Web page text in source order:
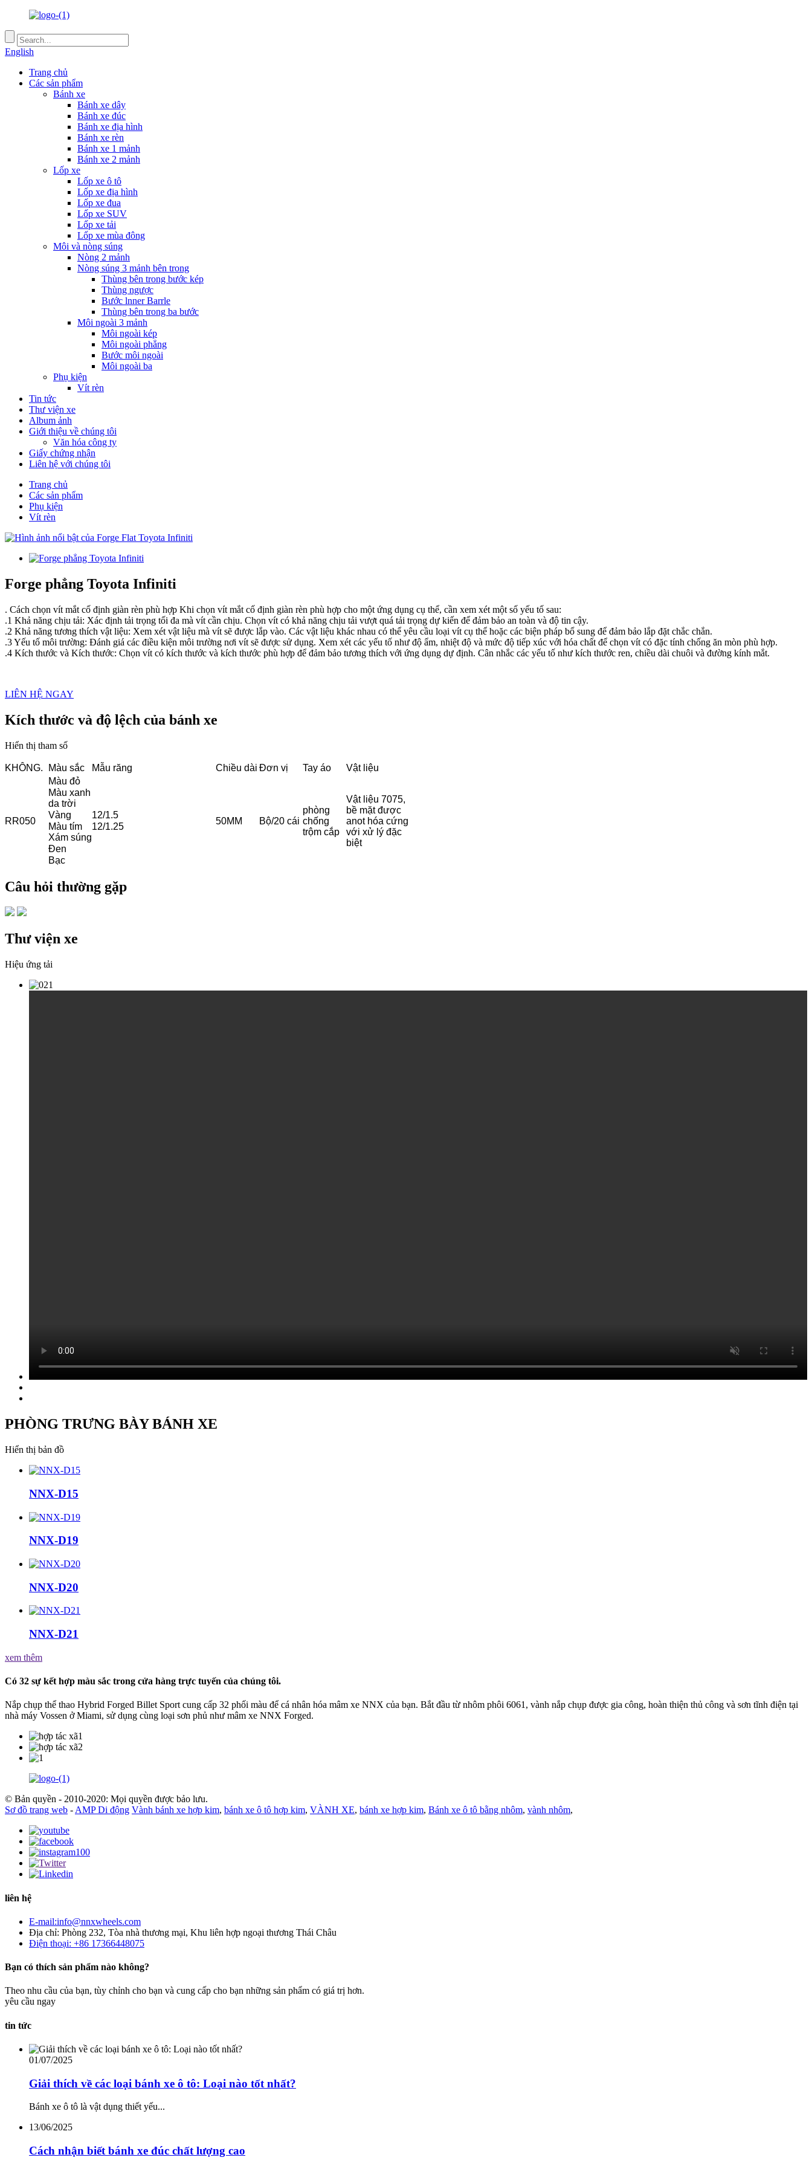
English
Trang chủ
Các sản phẩm
Bánh xe
Bánh xe dây
Bánh xe đúc
Bánh xe địa hình
Bánh xe rèn
Bánh xe 1 mảnh
Bánh xe 2 mảnh
Lốp xe
Lốp xe ô tô
Lốp xe địa hình
Lốp xe đua
Lốp xe SUV
Lốp xe tải
Lốp xe mùa đông
Môi và nòng súng
Nòng 2 mảnh
Nòng súng 3 mảnh bên trong
Thùng bên trong bước kép
Thùng ngược
Bước lnner Barrle
Thùng bên trong ba bước
Môi ngoài 3 mảnh
Môi ngoài kép
Môi ngoài phẳng
Bước môi ngoài
Môi ngoài ba
Phụ kiện
Vít rèn
Tin tức
Thư viện xe
Album ảnh
Giới thiệu về chúng tôi
Văn hóa công ty
Giấy chứng nhận
Liên hệ với chúng tôi
Trang chủ
Các sản phẩm
Phụ kiện
Vít rèn
Forge phẳng Toyota Infiniti
. Cách chọn vít mắt cố định giàn rèn phù hợp Khi chọn vít mắt cố định giàn rèn phù hợp cho một ứng dụng cụ thể, cần xem xét một số yếu tố sau:
.1 Khả năng chịu tải: Xác định tải trọng tối đa mà vít cần chịu. Chọn vít có khả năng chịu tải vượt quá tải trọng dự kiến để đảm bảo an toàn và độ tin cậy.
.2 Khả năng tương thích vật liệu: Xem xét vật liệu mà vít sẽ được lắp vào. Các vật liệu khác nhau có thể yêu cầu loại vít cụ thể hoặc các biện pháp bổ sung để đảm bảo lắp đặt chắc chắn.
.3 Yếu tố môi trường: Đánh giá các điều kiện môi trường nơi vít sẽ được sử dụng. Xem xét các yếu tố như độ ẩm, nhiệt độ và mức độ tiếp xúc với hóa chất để chọn vít có đặc tính chống ăn mòn phù hợp.
.4 Kích thước và Kích thước: Chọn vít có kích thước và kích thước phù hợp để đảm bảo tương thích với ứng dụng dự định. Cân nhắc các yếu tố như kích thước ren, chiều dài chuôi và đường kính mắt.
LIÊN HỆ NGAY
Kích thước và độ lệch của bánh xe
Hiển thị tham số
KHÔNG. Màu sắc Mẫu răng Chiều dài Đơn vị Tay áo Vật liệu
RR050
Màu đỏ
50MM Bộ/20 cái
phòng
chống
trộm cắp
Vật liệu 7075,
bề mặt được
anot hóa cứng
với xử lý đặc
biệt
Màu xanh
da trời
Vàng
12/1.5
Màu tím
12/1.25
Xám súng
Đen
Bạc
Câu hỏi thường gặp
Thư viện xe
Hiệu ứng tải
PHÒNG TRƯNG BÀY BÁNH XE
Hiển thị bản đồ
NNX-D15
NNX-D19
NNX-D20
NNX-D21
xem thêm
Có 32 sự kết hợp màu sắc trong cửa hàng trực tuyến của chúng tôi.
Nắp chụp thể thao Hybrid Forged Billet Sport cung cấp 32 phối màu để cá nhân hóa mâm xe NNX của bạn. Bắt đầu từ nhôm phôi 6061, vành nắp chụp được gia công, hoàn thiện thủ công và sơn tĩnh điện tại
nhà máy Vossen ở Miami, sử dụng cùng loại sơn phủ như mâm xe NNX Forged.
© Bản quyền - 2010-2020: Mọi quyền được bảo lưu.
Sơ đồ trang web - AMP Di động Vành bánh xe hợp kim, bánh xe ô tô hợp kim, VÀNH XE, bánh xe hợp kim, Bánh xe ô tô bằng nhôm, vành nhôm,
liên hệ
E-mail:info@nnxwheels.com
Địa chỉ: Phòng 232, Tòa nhà thương mại, Khu liên hợp ngoại thương Thái Châu
Điện thoại: +86 17366448075
Bạn có thích sản phẩm nào không?
Theo nhu cầu của bạn, tùy chỉnh cho bạn và cung cấp cho bạn những sản phẩm có giá trị hơn.
yêu cầu ngay
tin tức
01/07/2025
Giải thích về các loại bánh xe ô tô: Loại nào tốt nhất?
Bánh xe ô tô là vật dụng thiết yếu...
13/06/2025
Cách nhận biết bánh xe đúc chất lượng cao